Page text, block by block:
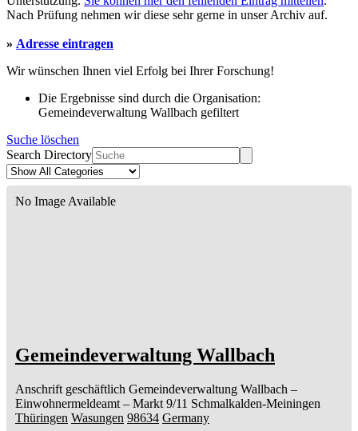
Nach Prüfung nehmen wir diese sehr gerne in unser Archiv auf.
» Adresse eintragen
Wir wünschen Ihnen viel Erfolg bei Ihrer Forschung!
Die Ergebnisse sind durch die Organisation:
Gemeindeverwaltung Wallbach gefiltert
Suche löschen
Search Directory
No Image Available
Gemeindeverwaltung Wallbach
Anschrift geschäftlich Gemeindeverwaltung Wallbach –
Einwohnermeldeamt – Markt 9/11 Schmalkalden-Meiningen
Thüringen Wasungen 98634 Germany